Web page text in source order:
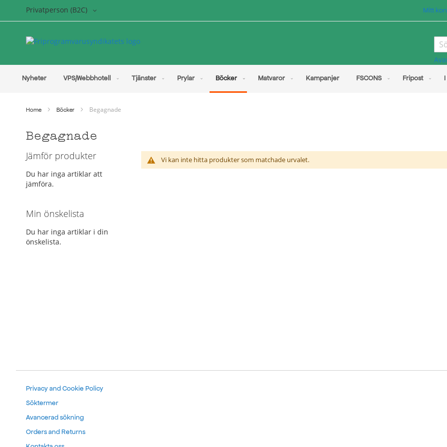
Mitt
Hoppa
till
Språk/Vy
Privatperson (B2C)
Nyheter VPS/Webbhotell Tjänster Prylar Böcker Matvaror Kampanjer FSCONS Fripost
Home Böcker Begagnade
Begagnade
Vi kan inte hitta produkter som matchade urvalet.
Jämför produkter
Du har inga artiklar att
jämföra.
Min önskelista
Du har inga artiklar i din
önskelista.
Privacy and Cookie Policy
Söktermer
Avancerad sökning
Orders and Returns